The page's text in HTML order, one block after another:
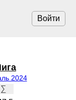
Войти
2024
∑